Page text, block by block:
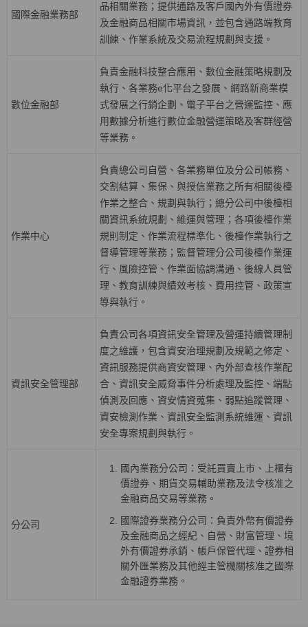
國際金融業務部
品相關業務；提供通路及客戶國內外有價證券
及金融商品相關市場資訊，並包含通路端教育
訓練、作業系統及交易流程規劃與支援。
數位金融部
負責金融科技整合應用、數位金融策略規劃及
執行、各業務e化平台之發展、網路新商業模
式發展之行銷企劃、電子平台之營運監控、應
用數據分析進行數位金融營運策略及客群經營
等業務。
作業中心
負責總公司自營、各業務單位及分公司帳務、
交割結算、集保、與授信業務之所有相關後檯
作業之整合、規劃與執行；總分公司中後檯相
關資訊系統規劃、維運與管理；各項後檯作業
規則制定、作業流程標準化、後檯作業執行之
督導管理等業務；監督管理分公司後檯作業運
行、風險控管、作業面協調溝通、後線人員管
理、教育訓練與績效考核、費用控管、政策宣
導與執行。
資訊安全管理部
負責公司各項資訊安全管理及營運持續管理制
度之維護，包含資安治理規劃及規範之修定、
資訊服務提供商資安管理、內外部查核作業配
合、資訊安全威脅事件分析處理及監控、端點
偵測及回應、資安情資蒐集、弱點追蹤管理、
資安檢測作業、資訊安全監測系統維運、資訊
安全專案規劃與執行。
分公司
國內業務分公司：受託買賣上巿、上櫃有
價證券、期貨交易輔助業務及法令核准之
金融商品交易等業務。
國際證券業務分公司：負責外幣有價證券
及金融商品之經紀、自營、財富管理、境
外有價證券承銷、帳戶保管代理、證券相
關外匯業務及其他經主管機關核准之國際
金融證券業務。